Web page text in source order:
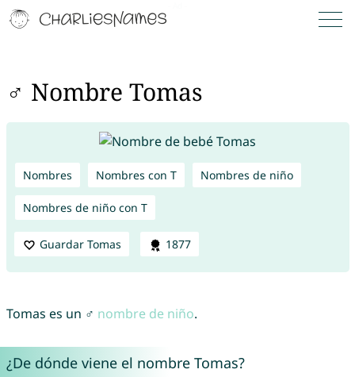
♂ Nombre Tomas
Nombres Nombres con T Nombres de niño
Nombres de niño con T
Guardar Tomas 1877
Tomas es un ♂ nombre de niño.
¿De dónde viene el nombre Tomas?